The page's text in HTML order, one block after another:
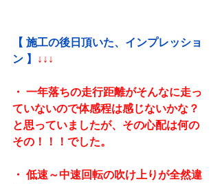
【 施工の後日頂いた、インプレッショ
ン 】
↓↓↓
・ 一年落ちの走行距離がそんなに走っ
ていないので体感程は感じないかな？
と思っていましたが、その心配は何の
その！！！でした。
・ 低速～中速回転の吹け上りが全然違